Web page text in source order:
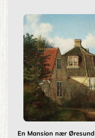
En Mansion nær Øresund